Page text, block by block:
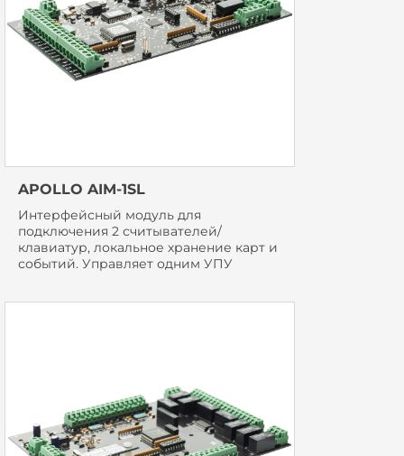
APOLLO AIM-1SL
Интерфейсный модуль для
подключения 2 считывателей/
клавиатур, локальное хранение карт и
событий. Управляет одним УПУ